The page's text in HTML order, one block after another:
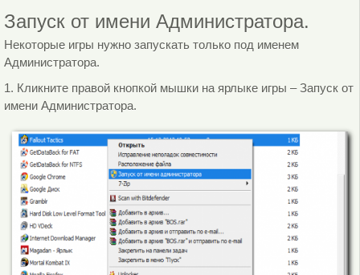
Запуск от имени Администратора.
Некоторые игры нужно запускать только под именем
Администратора.
1. Кликните правой кнопкой мышки на ярлыке игры – Запуск от
имени Администратора.